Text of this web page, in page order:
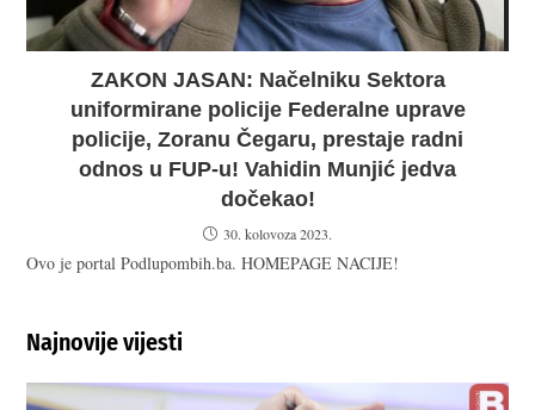
ZAKON JASAN: Načelniku Sektora
uniformirane policije Federalne uprave
policije, Zoranu Čegaru, prestaje radni
odnos u FUP-u! Vahidin Munjić jedva
dočekao!
30. kolovoza 2023.
Ovo je portal Podlupombih.ba. HOMEPAGE NACIJE!
Najnovije vijesti